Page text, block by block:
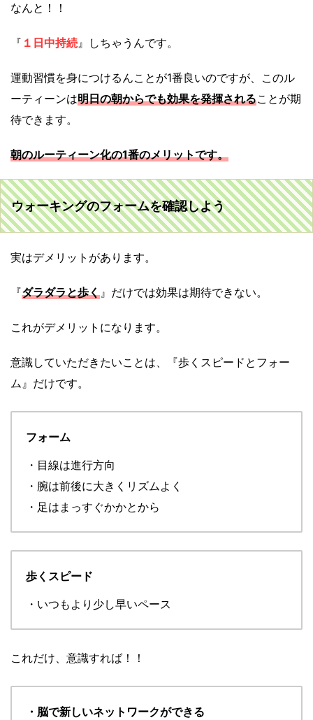
なんと！！
『 １日中持続』しちゃうんです。
運動習慣を身につけるんことが1番良いのですが、このル
ーティーンは明日の朝からでも効果を発揮されることが期
待できます。
朝のルーティーン化の1番のメリットです。
ウォーキングのフォームを確認しよう
実はデメリットがあります。
『ダラダラと歩く』だけでは効果は期待できない。
これがデメリットになります。
意識していただきたいことは、『歩くスピードとフォー
ム』だけです。
フォーム
・目線は進行方向
・腕は前後に大きくリズムよく
・足はまっすぐかかとから
歩くスピード
・いつもより少し早いペース
これだけ、意識すれば！！
・脳で新しいネットワークができる